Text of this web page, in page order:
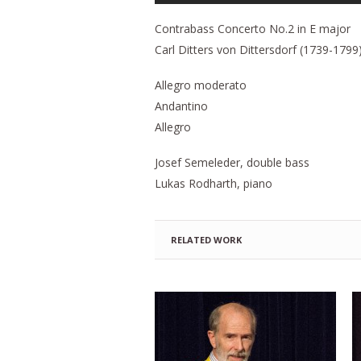
Contrabass Concerto No.2 in E major
Carl Ditters von Dittersdorf (1739-
Allegro moderato
Andantino
Allegro
Josef Semeleder, double bass
Lukas Rodharth, piano
RELATED WORK